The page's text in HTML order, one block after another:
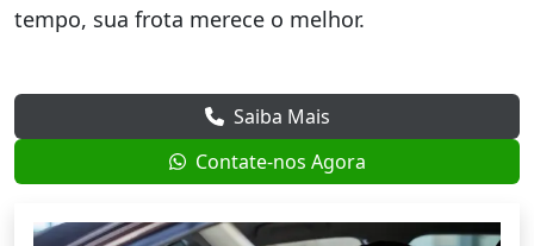
tempo, sua frota merece o melhor.
Saiba Mais
Contate-nos Agora